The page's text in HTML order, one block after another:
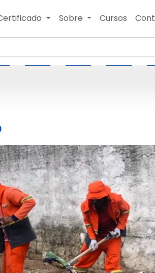
Sobre Cursos